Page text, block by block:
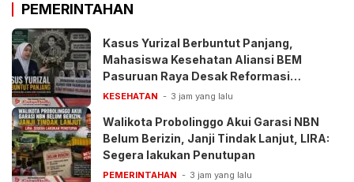
PEMERINTAHAN
Kasus Yurizal Berbuntut Panjang,
Mahasiswa Kesehatan Aliansi BEM
Pasuruan Raya Desak Reformasi
Pelayanan BPJS
KESEHATAN 3 jam yang lalu
Walikota Probolinggo Akui Garasi NBN
Belum Berizin, Janji Tindak Lanjut, LIRA:
Segera lakukan Penutupan
PEMERINTAHAN 3 jam yang lalu